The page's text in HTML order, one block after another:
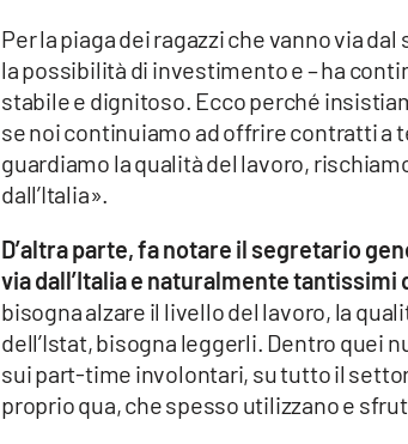
Per la piaga dei ragazzi che vanno via
la possibilità di investimento e – ha
stabile e dignitoso. Ecco perché
se noi continuiamo ad offrire contratti a
guardiamo la qualità del lavoro,
dall’Italia».
D’altra parte, fa notare il segretario
via dall’Italia e naturalmente tantissimi
bisogna alzare il livello del lavoro, la
dell’Istat, bisogna leggerli. Dentro quei
sui part-time involontari, su tutto il
proprio qua, che spesso utilizzano e